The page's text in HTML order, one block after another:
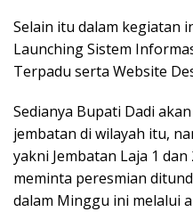
Selain itu dalam kegiatan
Launching Sistem
Terpadu serta Website
Sedianya Bupati Dadi
jembatan di wilayah itu,
yakni Jembatan Laja 1
meminta peresmian
dalam Minggu ini melalui